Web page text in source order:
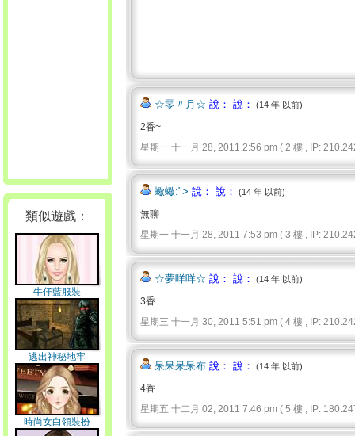
類似遊戲：
牛仔藍服裝
逃出神秘地牢
時尚女白領裝扮
☆零〃月☆ 說： 說： (14 年 以前)
2香~
星期一 十一月 28, 2011 2:56 pm ( 2 樓 , IP:
蠍蠍:"> 說： 說： (14 年 以前)
無聊
星期一 十一月 28, 2011 7:53 pm ( 3 樓 , IP:
☆夢咩咩☆ 說： 說： (14 年 以前)
3香
星期三 十一月 30, 2011 5:51 pm ( 4 樓 , IP:
呆呆呆呆布 說： 說： (14 年 以前)
4香
星期五 十二月 02, 2011 7:46 pm ( 5 樓 , IP: